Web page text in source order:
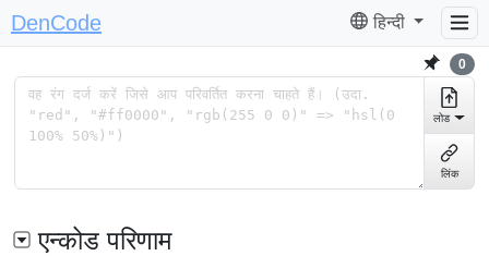
DenCode हिन्दी
0
लोड
लिंक
एन्कोड परिणाम